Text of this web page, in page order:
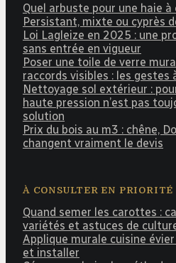
Quel arbuste pour une haie à
Persistant, mixte ou cyprès
Loi Lagleize en 2025 : une
sans entrée en vigueur
Poser une toile de verre
raccords visibles : les gestes
Nettoyage sol extérieur :
haute pression n’est pas
solution
Prix du bois au m3 : chêne,
changent vraiment le devis
À CONSULTER EN PRIORITÉ
Quand semer les carottes :
variétés et astuces de
Applique murale cuisine
et installer